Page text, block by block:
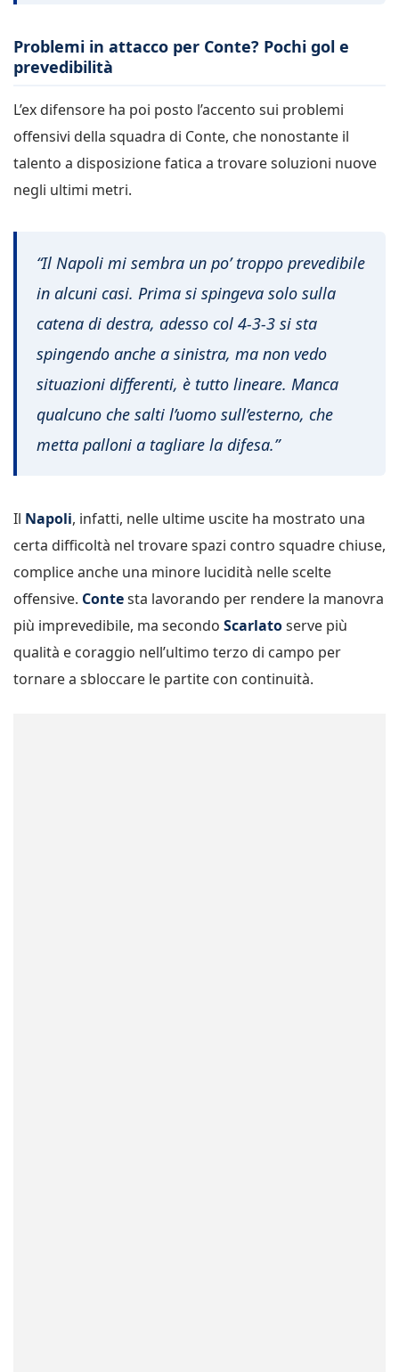
Problemi in attacco per Conte? Pochi gol e
prevedibilità
L’ex difensore ha poi posto l’accento sui problemi
offensivi della squadra di Conte, che nonostante il
talento a disposizione fatica a trovare soluzioni nuove
negli ultimi metri.
“Il Napoli mi sembra un po’ troppo prevedibile
in alcuni casi. Prima si spingeva solo sulla
catena di destra, adesso col 4-3-3 si sta
spingendo anche a sinistra, ma non vedo
situazioni differenti, è tutto lineare. Manca
qualcuno che salti l’uomo sull’esterno, che
metta palloni a tagliare la difesa.”
Il Napoli, infatti, nelle ultime uscite ha mostrato una
certa difficoltà nel trovare spazi contro squadre chiuse,
complice anche una minore lucidità nelle scelte
offensive. Contesta lavorando per rendere la manovra
più imprevedibile, ma secondo Scarlatoserve più
qualità e coraggio nell’ultimo terzo di campo per
tornare a sbloccare le partite con continuità.